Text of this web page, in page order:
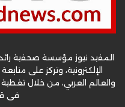
المفيد نيوز مؤسسة صحفية
الإلكترونية، وتركز على
والعالم العربي، من خلال
في